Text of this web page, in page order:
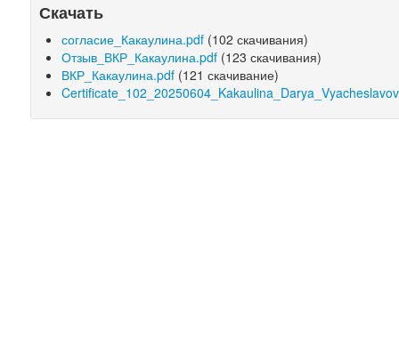
Скачать
согласие_Какаулина.pdf (102 скачивания)
Отзыв_ВКР_Какаулина.pdf (123 скачивания)
ВКР_Какаулина.pdf (121 скачивание)